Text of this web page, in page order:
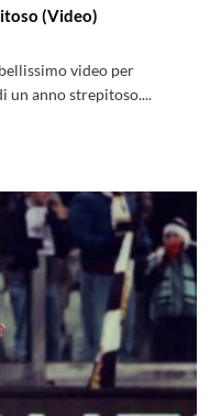
(Video)
video per
un anno strepitoso....